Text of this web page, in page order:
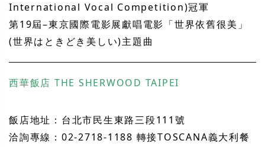
International Vocal Competition)冠軍
第19屆–東京國際電影展獻唱電影「世界依舊很美」
(世界はときどき美しい)主題曲
西華飯店 THE SHERWOOD TAIPEI
飯店地址： 台北市民生東路三段111 號
洽詢專線：02-2718-1188 轉接TOSCANA義大利餐